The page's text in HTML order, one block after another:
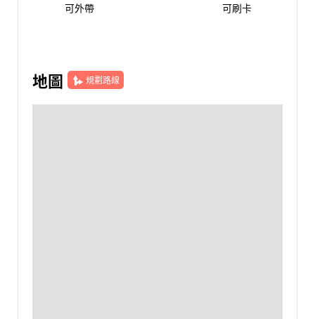
可外帶 可刷卡
地圖 規劃路線